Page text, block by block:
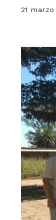
21 marzo